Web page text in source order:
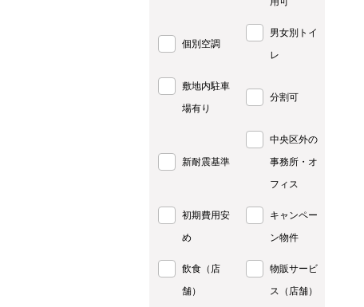
個別空調
男女別トイ
レ
敷地内駐車
場有り
分割可
新耐震基準
中央区外の
事務所・オ
フィス
初期費用安
め
キャンペー
ン物件
飲食（店
舗）
物販サービ
ス（店舗）